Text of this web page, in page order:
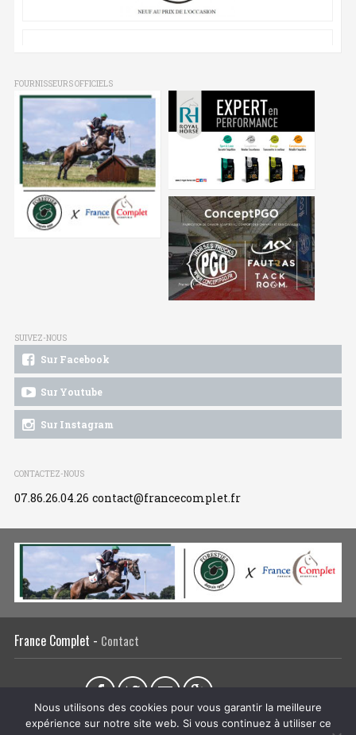
FOURNISSEURS OFFICIELS
SUIVEZ-NOUS
Sur Facebook
Sur Youtube
Sur Instagram
CONTACTEZ-NOUS
07.86.26.04.26 contact@francecomplet.fr
France Complet - Contact
L’association Actualités Tous les évènements Liens utiles
Nous utilisons des cookies pour vous garantir la meilleure
expérience sur notre site web. Si vous continuez à utiliser ce